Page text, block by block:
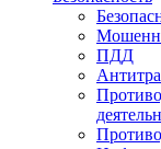
ПДД